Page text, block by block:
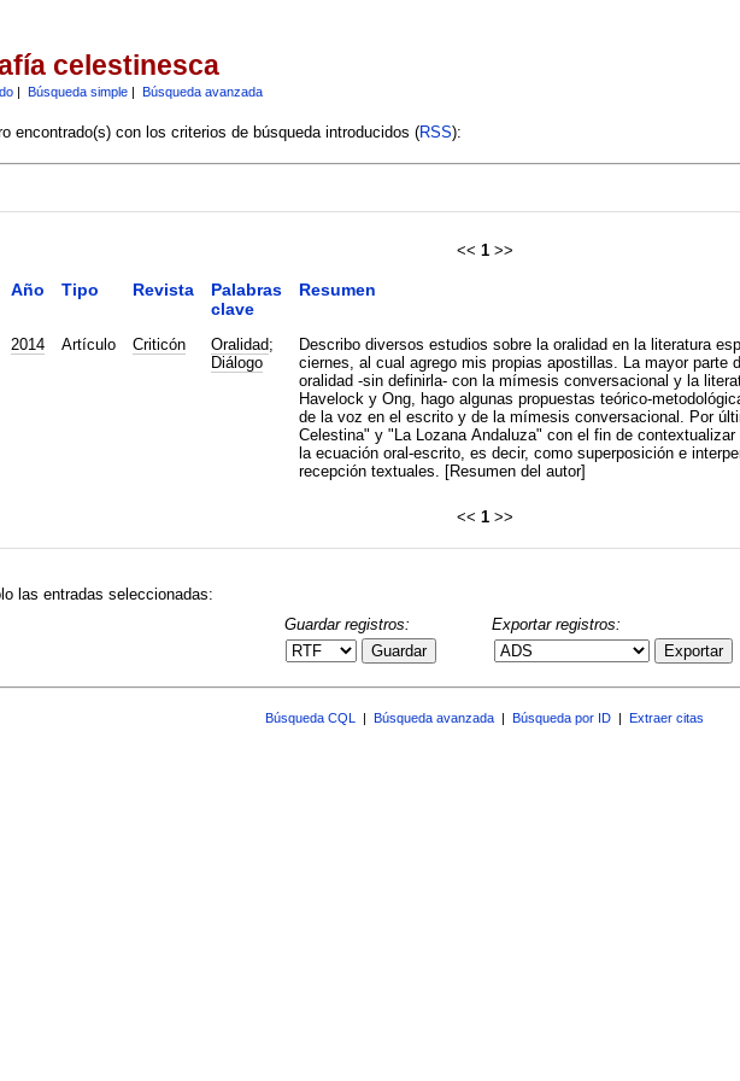
celestinesca
| Búsqueda simple| Búsqueda avanzada
encontrado(s) con los criterios de búsqueda introducidos (RSS):
<< 1 >>
Año Tipo Revista
Palabras
clave
Resumen
2014 Artículo Criticón Oralidad;
Diálogo
Describo diversos estudios sobre la oralidad en la literatura
ciernes, al cual agrego mis propias apostillas. La mayor
oralidad -sin definirla- con la mímesis conversacional y la
Havelock y Ong, hago algunas propuestas teórico-
de la voz en el escrito y de la mímesis conversacional. Por
Celestina" y "La Lozana Andaluza" con el fin de
la ecuación oral-escrito, es decir, como superposición e
recepción textuales. [Resumen del autor]
<< 1 >>
las entradas seleccionadas:
Guardar registros:
Guardar
Exportar registros:
Exportar
Búsqueda CQL Búsqueda avanzada Búsqueda por ID Extraer citas